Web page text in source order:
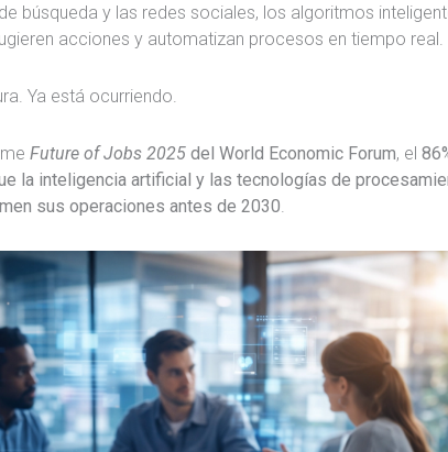
búsqueda y las redes sociales, los algoritmos
acciones y automatizan procesos en tiempo real.
Ya está ocurriendo.
Future of Jobs 2025 del World Economic Forum, el
la inteligencia artificial y las tecnologías de
sus operaciones antes de 2030